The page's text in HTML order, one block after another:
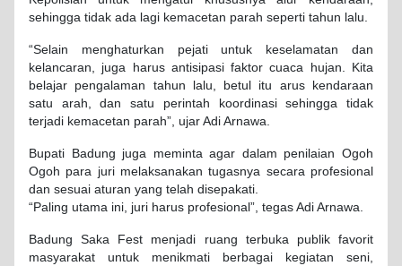
sehingga tidak ada lagi kemacetan parah seperti tahun lalu.
“Selain menghaturkan pejati untuk keselamatan dan
kelancaran, juga harus antisipasi faktor cuaca hujan. Kita
belajar pengalaman tahun lalu, betul itu arus kendaraan
satu arah, dan satu perintah koordinasi sehingga tidak
terjadi kemacetan parah”, ujar Adi Arnawa.
Bupati Badung juga meminta agar dalam penilaian Ogoh
Ogoh para juri melaksanakan tugasnya secara profesional
dan sesuai aturan yang telah disepakati.
“Paling utama ini, juri harus profesional”, tegas Adi Arnawa.
Badung Saka Fest menjadi ruang terbuka publik favorit
masyarakat untuk menikmati berbagai kegiatan seni,